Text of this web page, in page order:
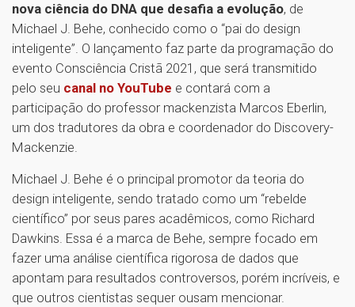
nova ciência do DNA que desafia a evolução, de
Michael J. Behe, conhecido como o “pai do design
inteligente”. O lançamento faz parte da programação do
evento Consciência Cristã 2021, que será transmitido
pelo seu canal no YouTube e contará com a
participação do professor mackenzista Marcos Eberlin,
um dos tradutores da obra e coordenador do Discovery-
Mackenzie.
Michael J. Behe é o principal promotor da teoria do
design inteligente, sendo tratado como um “rebelde
científico” por seus pares acadêmicos, como Richard
Dawkins. Essa é a marca de Behe, sempre focado em
fazer uma análise científica rigorosa de dados que
apontam para resultados controversos, porém incríveis, e
que outros cientistas sequer ousam mencionar.